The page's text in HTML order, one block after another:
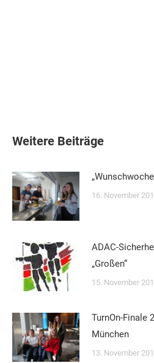
Weitere Beiträge
16. November
ADAC-
„Großen“
15. November
TurnOn-Finale
München
13. November